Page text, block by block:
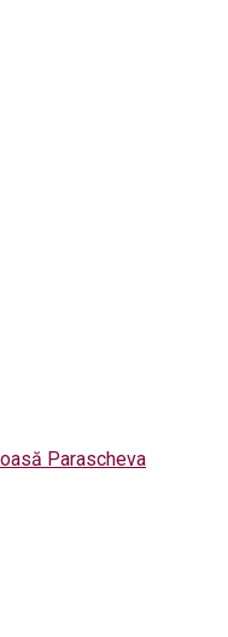
Parascheva